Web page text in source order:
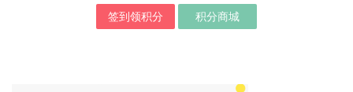
签到领积分 积分商城